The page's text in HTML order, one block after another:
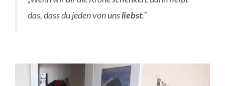
das, dass du jeden von unsliebst.“